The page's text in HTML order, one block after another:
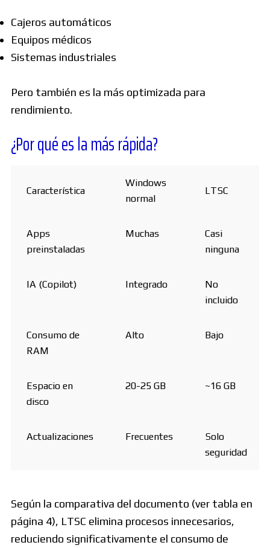
Cajeros automáticos
Equipos médicos
Sistemas industriales
Pero también es la más optimizada para
rendimiento.
¿Por qué es la más rápida?
Característica
Windows
normal
LTSC
Apps
preinstaladas
Muchas
Casi
ninguna
IA (Copilot) Integrado
No
incluido
Consumo de
RAM
Alto Bajo
Espacio en
disco
20-25 GB ~16 GB
Actualizaciones Frecuentes
Solo
seguridad
Según la comparativa del documento (ver tabla en
página 4), LTSC elimina procesos innecesarios,
reduciendo significativamente el consumo de